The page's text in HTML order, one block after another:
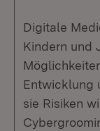
Digitale
Kindern und
Entwicklung
sie Risiken